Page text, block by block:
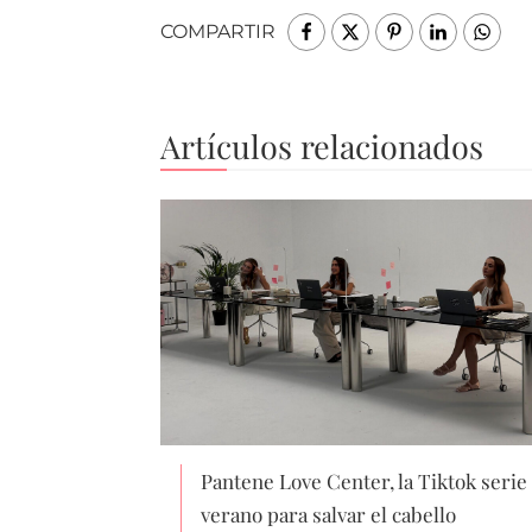
COMPARTIR
Artículos relacionados
Pantene Love Center, la Tiktok
verano para salvar el cabello